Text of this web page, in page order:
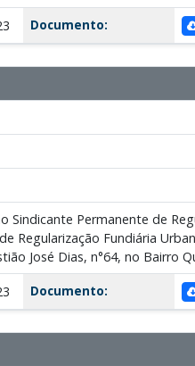
Documento:
Sindicante Permanente de
Regularização Fundiária
José Dias, n°64, no Bairro
Documento: